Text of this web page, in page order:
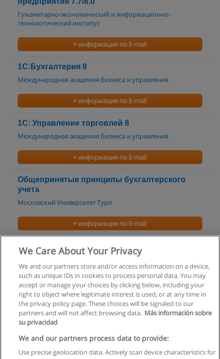
Гуманитарно-экономический и информационно-
технологический институт
+ информация по E-mail
1С:Бухгалтерия 8
Международная академия бизнеса и управления
+ информация по E-mail
1С: Управление торговлей 8
Международная академия бизнеса и управления
+ информация по E-mail
Общепринятые принципы бухгалтерского
учета
Московский Университет Туро
+ информация по E-mail
ГЛАВНЫЙ БУХГАЛТЕР
+ информация по E-mail
Правила пользования
Конфиденциальность информации
We Care About Your Privacy
We and our partners store and/or access information on a device,
such as unique IDs in cookies to process personal data. You may
accept or manage your choices by clicking below, including your
right to object where legitimate interest is used, or at any time in
the privacy policy page. These choices will be signaled to our
partners and will not affect browsing data. Más información sobre
su privacidad
We and our partners process data to provide:
Use precise geolocation data. Actively scan device characteristics for